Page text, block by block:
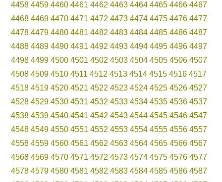
4458 4459 4460 4461 4462 4463 4464 4465 4466 4467
4468 4469 4470 4471 4472 4473 4474 4475 4476 4477
4478 4479 4480 4481 4482 4483 4484 4485 4486 4487
4488 4489 4490 4491 4492 4493 4494 4495 4496 4497
4498 4499 4500 4501 4502 4503 4504 4505 4506 4507
4508 4509 4510 4511 4512 4513 4514 4515 4516 4517
4518 4519 4520 4521 4522 4523 4524 4525 4526 4527
4528 4529 4530 4531 4532 4533 4534 4535 4536 4537
4538 4539 4540 4541 4542 4543 4544 4545 4546 4547
4548 4549 4550 4551 4552 4553 4554 4555 4556 4557
4558 4559 4560 4561 4562 4563 4564 4565 4566 4567
4568 4569 4570 4571 4572 4573 4574 4575 4576 4577
4578 4579 4580 4581 4582 4583 4584 4585 4586 4587